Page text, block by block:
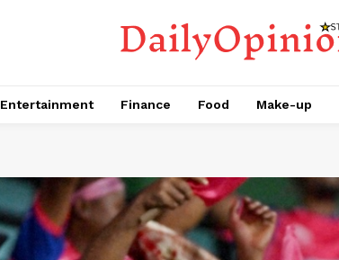
Entertainment Finance Food Make-up